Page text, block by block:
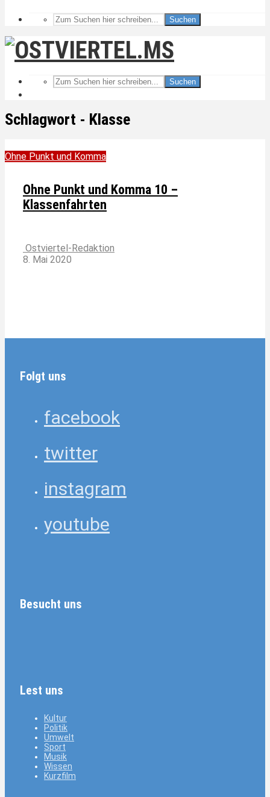
Suchen
Suchen
Schlagwort - Klasse
Ohne Punkt und Komma
Ohne Punkt und Komma 10 –
Klassenfahrten
Ostviertel-Redaktion
8. Mai 2020
Folgt uns
facebook
twitter
instagram
youtube
Besucht uns
Lest uns
Kultur
Politik
Umwelt
Sport
Musik
Wissen
Kurzfilm